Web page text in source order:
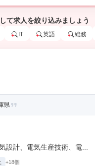
て求人を絞り込みましょう
IT 英語 総務
県
設計、電気生産技術、電...
+18個